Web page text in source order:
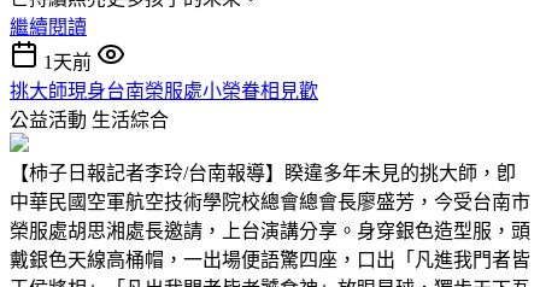
繼續閱讀
1天前
挑大師現身台南榮服處小榮眷相見歡
公益活動 生活綜合
【柿子日報記者李玲/台南報導】睽違多年未見的挑大師，卽
中華民國空軍航空技術學院校總會總會長廖盛芳，今受台南市
榮服處胡思湘處長邀請，上台演講分享。身穿銀色造型服，頭
戴銀色天線高桶帽，一出場便語驚四座，口出「凡進我門者皆